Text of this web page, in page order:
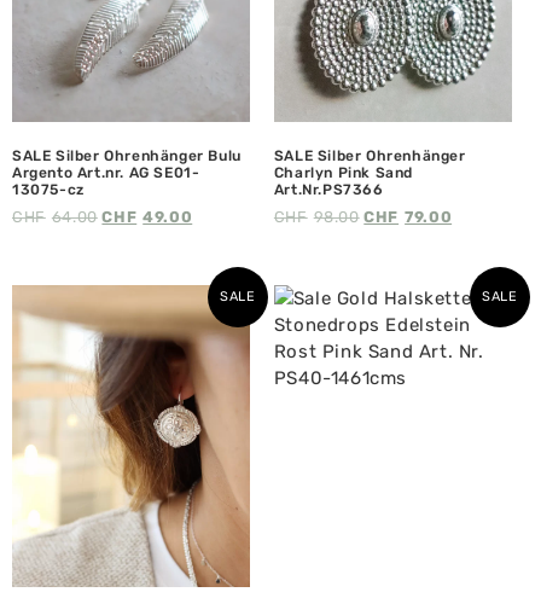
SALE Silber Ohrenhänger Bulu
Argento Art.nr. AG SE01-
13075-cz
CHF 64.00 CHF 49.00
SALE Silber Ohrenhänger
Charlyn Pink Sand
Art.Nr.PS7366
CHF 98.00 CHF 79.00
SALE SALE